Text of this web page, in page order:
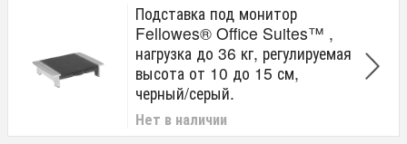
Подставка под монитор
Fellowes® Office Suites™ ,
нагрузка до 36 кг, регулируемая
высота от 10 до 15 см,
черный/серый.
Нет в наличии